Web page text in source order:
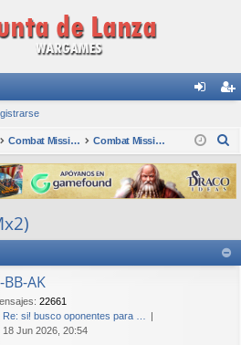
nti
fic
ar
ist
ra
rs
Combat Mission Combat Mission (CMx2)
s
c
r
BB-AK
: 22661
Re: si! busco oponentes para …
, 18 Jun 2026, 20:54